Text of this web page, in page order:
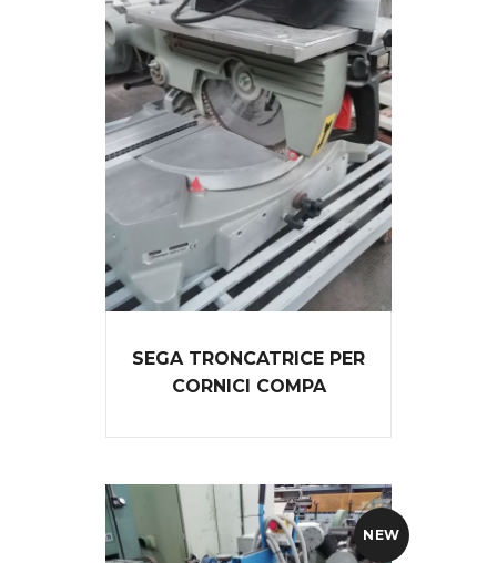
SEGA TRONCATRICE PER
CORNICI COMPA
NEW